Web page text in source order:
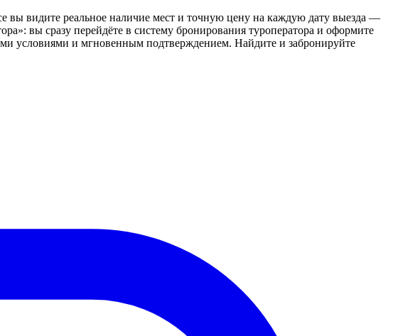
видите реальное наличие мест и точную цену на каждую дату выезда —
вы сразу перейдёте в систему бронирования туроператора и оформите
условиями и мгновенным подтверждением. Найдите и забронируйте